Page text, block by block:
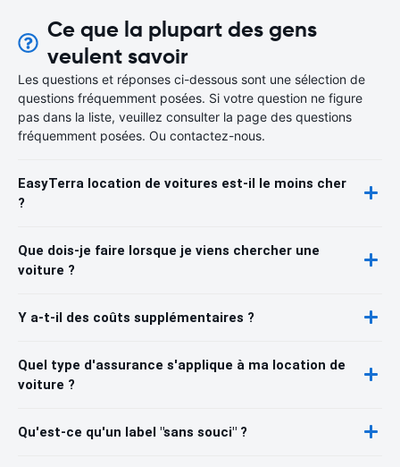
Ce que la plupart des gens
veulent savoir
Les questions et réponses ci-dessous sont une sélection de
questions fréquemment posées. Si votre question ne figure
pas dans la liste, veuillez consulter la page des questions
fréquemment posées. Ou contactez-nous.
EasyTerra location de voitures est-il le moins cher
?
Que dois-je faire lorsque je viens chercher une
voiture ?
Y a-t-il des coûts supplémentaires ?
Quel type d'assurance s'applique à ma location de
voiture ?
Qu'est-ce qu'un label "sans souci" ?